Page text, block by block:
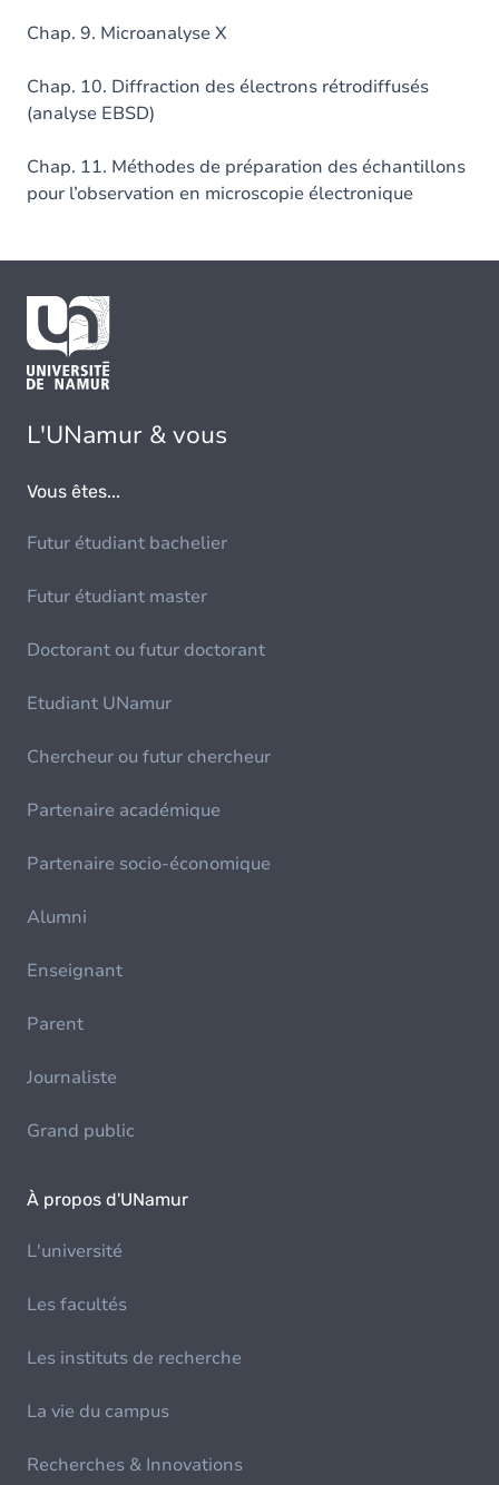
Chap. 9. Microanalyse X
Chap. 10. Diffraction des électrons rétrodiffusés
(analyse EBSD)
Chap. 11. Méthodes de préparation des échantillons
pour l’observation en microscopie électronique
L'UNamur & vous
Vous êtes...
Futur étudiant bachelier
Futur étudiant master
Doctorant ou futur doctorant
Etudiant UNamur
Chercheur ou futur chercheur
Partenaire académique
Partenaire socio-économique
Alumni
Enseignant
Parent
Journaliste
Grand public
À propos d'UNamur
L'université
Les facultés
Les instituts de recherche
La vie du campus
Recherches & Innovations